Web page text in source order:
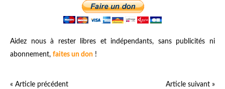
Aidez nous à rester libres et indépendants, sans publicités ni
abonnement, faites un don !
« Article précédent Article suivant »